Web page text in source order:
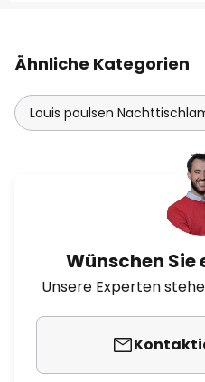
Ähnliche Kategorien
Louis poulsen
Wünschen Sie
Unsere Experten